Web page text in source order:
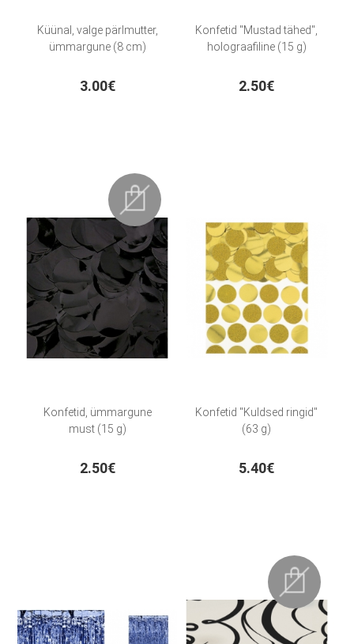
Küünal, valge pärlmutter,
ümmargune (8 cm)
3.00€
Konfetid "Mustad tähed",
holograafiline (15 g)
2.50€
Konfetid, ümmargune
must (15 g)
2.50€
Konfetid "Kuldsed ringid"
(63 g)
5.40€